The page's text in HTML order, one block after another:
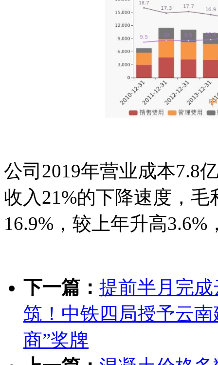
公司2019年营业成本7.8
收入21%的下降速度，
16.9%，较上年升高
下一篇： 提前半月完
筑！中铁四局授予云
商”奖牌